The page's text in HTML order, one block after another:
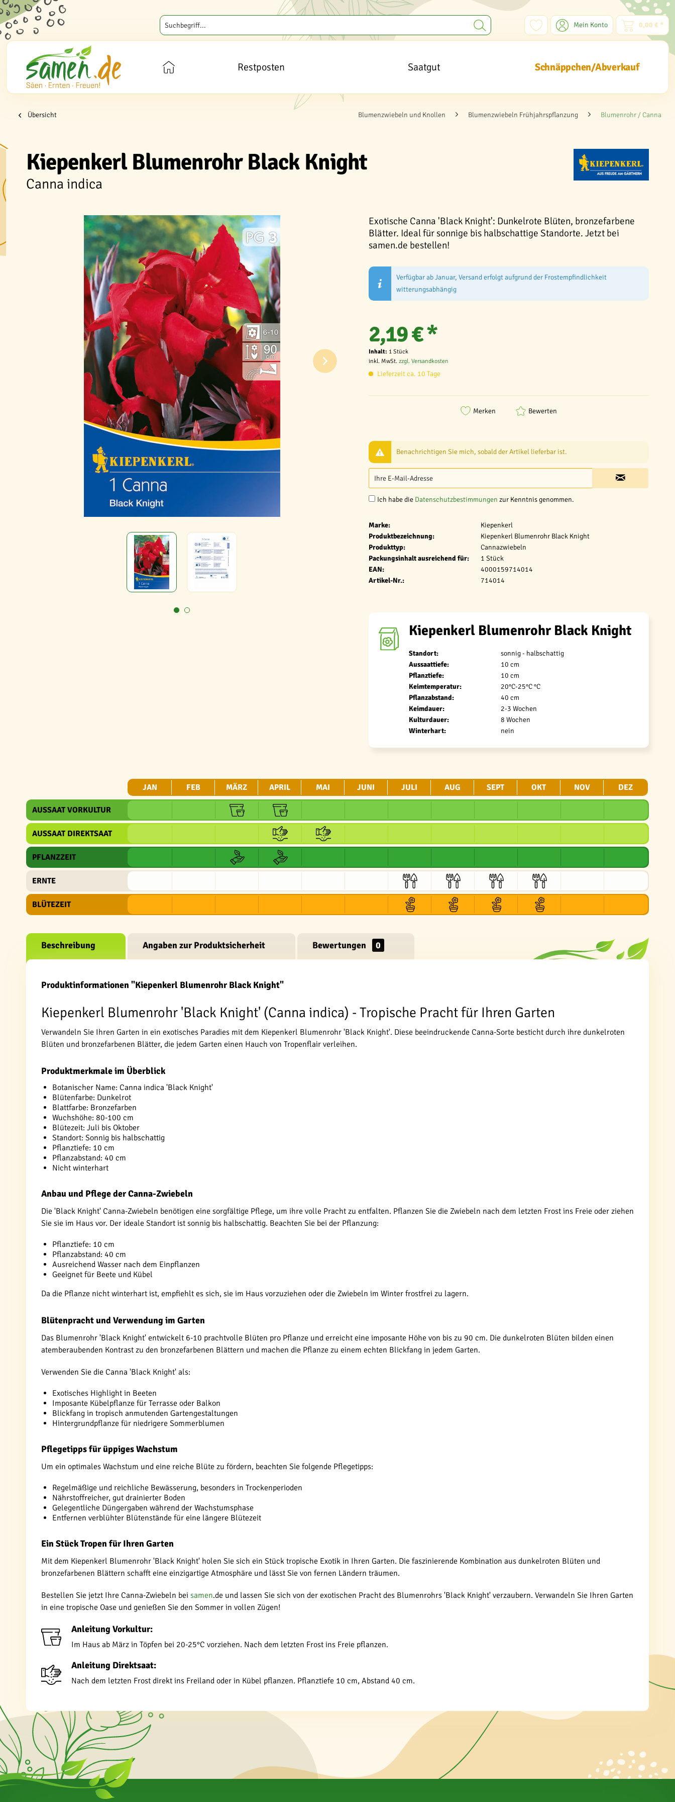
Mein Konto 0,00 € *
Restposten Saatgut Schnäppchen/Abverkauf
Übersicht Blumenzwiebeln und Knollen Blumenzwiebeln Frühjahrspflanzung Blumenrohr / Canna
Kiepenkerl Blumenrohr Black Knight
Canna indica
Exotische Canna 'Black Knight': Dunkelrote Blüten, bronzefarbene
Blätter. Ideal für sonnige bis halbschattige Standorte. Jetzt bei
samen.de bestellen!
Verfügbar ab Januar, Versand erfolgt aufgrund der Frostempfindlichkeit
witterungsabhängig
Benachrichtigen Sie mich, sobald der Artikel lieferbar ist.
Ich habe die Datenschutzbestimmungen zur Kenntnis genommen.
Marke:
Kiepenkerl
Produktbezeichnung:
Kiepenkerl Blumenrohr Black Knight
Produkttyp:
Cannazwiebeln
Packungsinhalt ausreichend für:
1 Stück
EAN:
4000159714014
Artikel-Nr.:
714014
2,19 € *
Inhalt: 1 Stück
inkl. MwSt. zzgl. Versandkosten
Lieferzeit ca. 10 Tage
Merken Bewerten
Kiepenkerl Blumenrohr Black Knight
Standort:
sonnig - halbschattig
Aussaattiefe:
10 cm
Pflanztiefe:
10 cm
Keimtemperatur:
20°C-25°C °C
Pflanzabstand:
40 cm
Keimdauer:
2-3 Wochen
Kulturdauer:
8 Wochen
Winterhart:
nein
JAN FEB MÄRZ APRIL MAI JUNI JULI AUG SEPT OKT NOV DEZ
AUSSAAT VORKULTUR
AUSSAAT DIREKTSAAT
PFLANZZEIT
ERNTE
BLÜTEZEIT
Beschreibung Angaben zur Produktsicherheit Bewertungen 0
Produktinformationen "Kiepenkerl Blumenrohr Black Knight"
Kiepenkerl Blumenrohr 'Black Knight' (Canna indica) - Tropische Pracht für Ihren Garten
Verwandeln Sie Ihren Garten in ein exotisches Paradies mit dem Kiepenkerl Blumenrohr 'Black Knight'. Diese beeindruckende Canna-Sorte besticht durch ihre dunkelroten
Blüten und bronzefarbenen Blätter, die jedem Garten einen Hauch von Tropenflair verleihen.
Produktmerkmale im Überblick
Botanischer Name: Canna indica 'Black Knight'
Blütenfarbe: Dunkelrot
Blattfarbe: Bronzefarben
Wuchshöhe: 80-100 cm
Blütezeit: Juli bis Oktober
Standort: Sonnig bis halbschattig
Pflanztiefe: 10 cm
Pflanzabstand: 40 cm
Nicht winterhart
Anbau und Pflege der Canna-Zwiebeln
Die 'Black Knight' Canna-Zwiebeln benötigen eine sorgfältige Pflege, um ihre volle Pracht zu entfalten. Pflanzen Sie die Zwiebeln nach dem letzten Frost ins Freie oder ziehen
Sie sie im Haus vor. Der ideale Standort ist sonnig bis halbschattig. Beachten Sie bei der Pflanzung:
Pflanztiefe: 10 cm
Pflanzabstand: 40 cm
Ausreichend Wasser nach dem Einpflanzen
Geeignet für Beete und Kübel
Da die Pflanze nicht winterhart ist, empfiehlt es sich, sie im Haus vorzuziehen oder die Zwiebeln im Winter frostfrei zu lagern.
Blütenpracht und Verwendung im Garten
Das Blumenrohr 'Black Knight' entwickelt 6-10 prachtvolle Blüten pro Pflanze und erreicht eine imposante Höhe von bis zu 90 cm. Die dunkelroten Blüten bilden einen
atemberaubenden Kontrast zu den bronzefarbenen Blättern und machen die Pflanze zu einem echten Blickfang in jedem Garten.
Verwenden Sie die Canna 'Black Knight' als:
Exotisches Highlight in Beeten
Imposante Kübelpflanze für Terrasse oder Balkon
Blickfang in tropisch anmutenden Gartengestaltungen
Hintergrundpflanze für niedrigere Sommerblumen
Pflegetipps für üppiges Wachstum
Um ein optimales Wachstum und eine reiche Blüte zu fördern, beachten Sie folgende Pflegetipps:
Regelmäßige und reichliche Bewässerung, besonders in Trockenperioden
Nährstoffreicher, gut drainierter Boden
Gelegentliche Düngergaben während der Wachstumsphase
Entfernen verblühter Blütenstände für eine längere Blütezeit
Ein Stück Tropen für Ihren Garten
Mit dem Kiepenkerl Blumenrohr 'Black Knight' holen Sie sich ein Stück tropische Exotik in Ihren Garten. Die faszinierende Kombination aus dunkelroten Blüten und
bronzefarbenen Blättern schafft eine einzigartige Atmosphäre und lässt Sie von fernen Ländern träumen.
Bestellen Sie jetzt Ihre Canna-Zwiebeln bei samen.de und lassen Sie sich von der exotischen Pracht des Blumenrohrs 'Black Knight' verzaubern. Verwandeln Sie Ihren Garten
in eine tropische Oase und genießen Sie den Sommer in vollen Zügen!
Anleitung Vorkultur:
Im Haus ab März in Töpfen bei 20-25°C vorziehen. Nach dem letzten Frost ins Freie pflanzen.
Anleitung Direktsaat:
Nach dem letzten Frost direkt ins Freiland oder in Kübel pflanzen. Pflanztiefe 10 cm, Abstand 40 cm.